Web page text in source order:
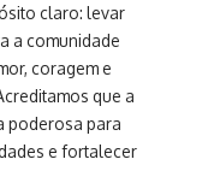
claro: levar
a comunidade
coragem e
que a
poderosa para
e fortalecer